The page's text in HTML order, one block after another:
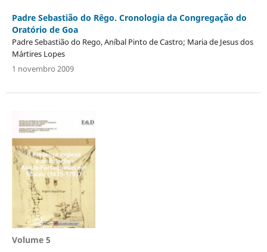
Padre Sebastião do Rêgo. Cronologia da Congregação do
Oratório de Goa
Padre Sebastião do Rego, Aníbal Pinto de Castro; Maria de Jesus dos
Mártires Lopes
1 novembro 2009
Volume 5